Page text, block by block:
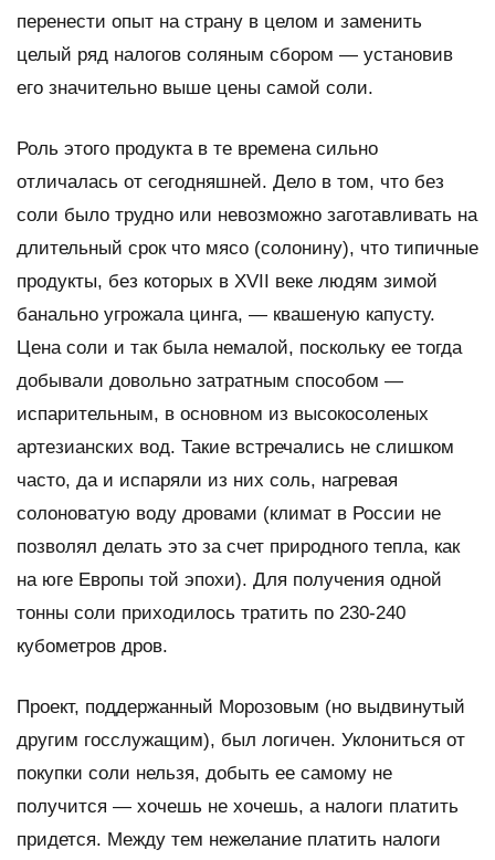
перенести опыт на страну в целом и заменить
целый ряд налогов соляным сбором — установив
его значительно выше цены самой соли.
Роль этого продукта в те времена сильно
отличалась от сегодняшней. Дело в том, что без
соли было трудно или невозможно заготавливать на
длительный срок что мясо (солонину), что типичные
продукты, без которых в XVII веке людям зимой
банально угрожала цинга, — квашеную капусту.
Цена соли и так была немалой, поскольку ее тогда
добывали довольно затратным способом —
испарительным, в основном из высокосоленых
артезианских вод. Такие встречались не слишком
часто, да и испаряли из них соль, нагревая
солоноватую воду дровами (климат в России не
позволял делать это за счет природного тепла, как
на юге Европы той эпохи). Для получения одной
тонны соли приходилось тратить по 230-240
кубометров дров.
Проект, поддержанный Морозовым (но выдвинутый
другим госслужащим), был логичен. Уклониться от
покупки соли нельзя, добыть ее самому не
получится — хочешь не хочешь, а налоги платить
придется. Между тем нежелание платить налоги